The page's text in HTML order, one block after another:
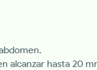
alcanzar hasta 20